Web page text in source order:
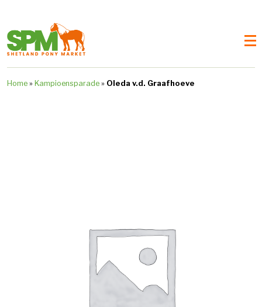
Home » Kampioensparade » Oleda v.d. Graafhoeve